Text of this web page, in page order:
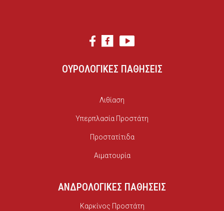
ΟΥΡΟΛΟΓΙΚΕΣ ΠΑΘΗΣΕΙΣ
Λιθίαση
Υπερπλασία Προστάτη
Προστατίτιδα
Αιματουρία
ΑΝΔΡΟΛΟΓΙΚΕΣ ΠΑΘΗΣΕΙΣ
Καρκίνος Προστάτη